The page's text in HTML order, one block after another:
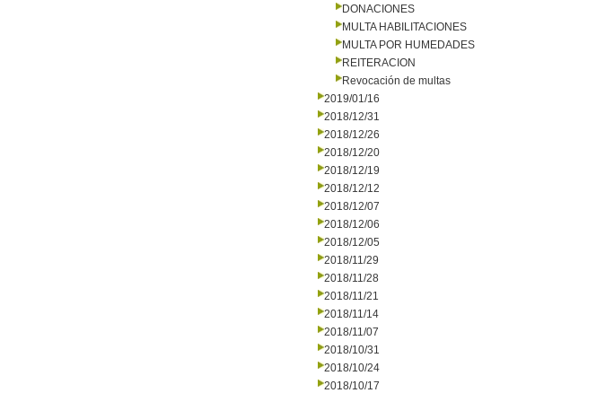
DONACIONES
MULTA HABILITACIONES
MULTA POR HUMEDADES
REITERACION
Revocación de multas
2019/01/16
2018/12/31
2018/12/26
2018/12/20
2018/12/19
2018/12/12
2018/12/07
2018/12/06
2018/12/05
2018/11/29
2018/11/28
2018/11/21
2018/11/14
2018/11/07
2018/10/31
2018/10/24
2018/10/17